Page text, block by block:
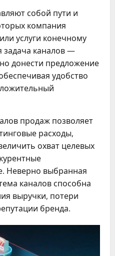
собой пути и
компания
услуги конечному
задача каналов —
донести предложение
удобство
продаж позволяет
расходы,
охват целевых
Неверно выбранная
каналов способна
выручки, потери
бренда.